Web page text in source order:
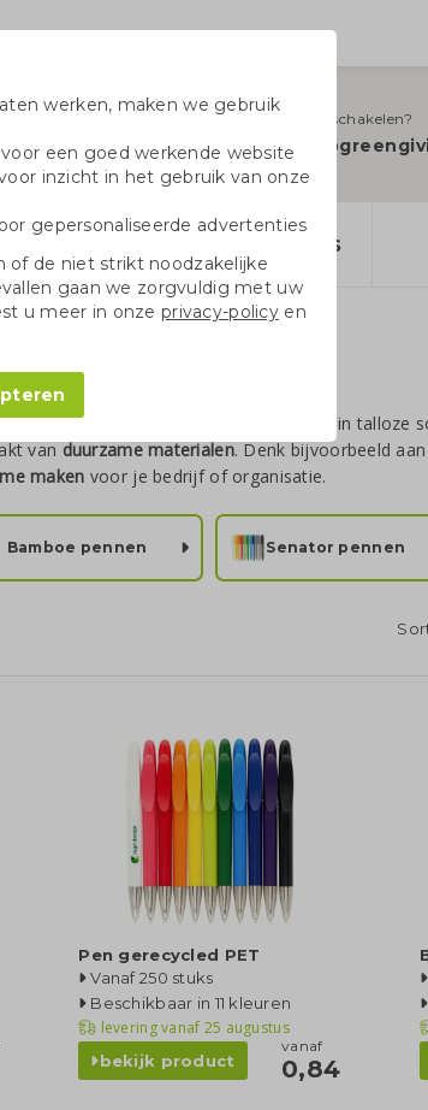
Hulplijn inschakelen?
Doppers
bij uitstek! Greengiving levert pennen in talloze
vanduurzame materialen. Denk bijvoorbeeld
maken voor je bedrijf of organisatie.
Bamboe pennen Senator pennen
Pen gerecycled PET
Vanaf 250 stuks
Beschikbaar in 11 kleuren
levering vanaf 25 augustus
bekijk product
vanaf
0,84
werken, maken we gebruik
een goed werkende website
inzicht in het gebruik van onze
gepersonaliseerde advertenties
of de niet strikt noodzakelijke
gaan we zorgvuldig met uw
u meer in onzeprivacy-policyen